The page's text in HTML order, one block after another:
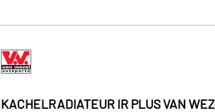
KACHELRADIATEUR IR PLUS VAN